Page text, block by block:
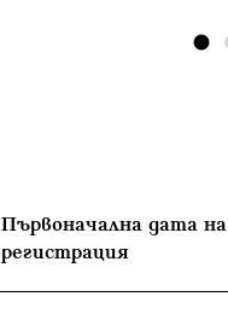
Първоначална дата на
регистрация